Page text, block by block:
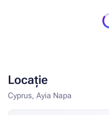
Locație
Cyprus, Ayia Napa